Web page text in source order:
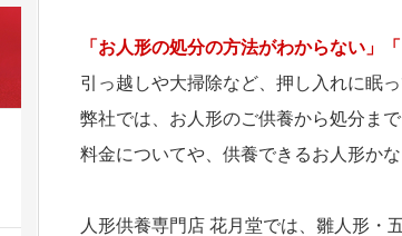
「お人形の処分の方法がわからない」
引っ越しや大掃除など、押し入れに眠
弊社では、お人形のご供養から処分ま
料金についてや、供養できるお人形か
人形供養専門店 花月堂では、雛人形・